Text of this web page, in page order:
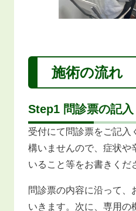
施術の流れ
Step1 問診票の記
受付にて問診票をご記入
構いませんので、症状や
いること等をお書きくだ
問診票の内容に沿って、
いきます。次に、専用の